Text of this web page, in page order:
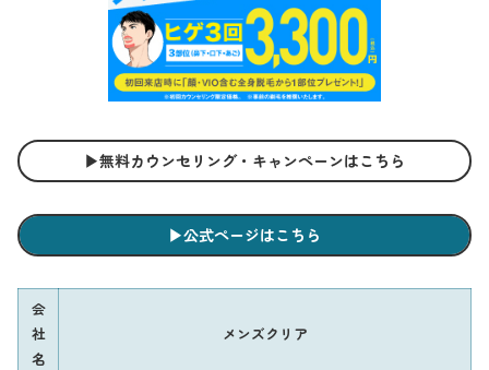
▶︎無料カウンセリング・キャンペーンはこちら
▶︎公式ページはこちら
会
社
名
メンズクリア